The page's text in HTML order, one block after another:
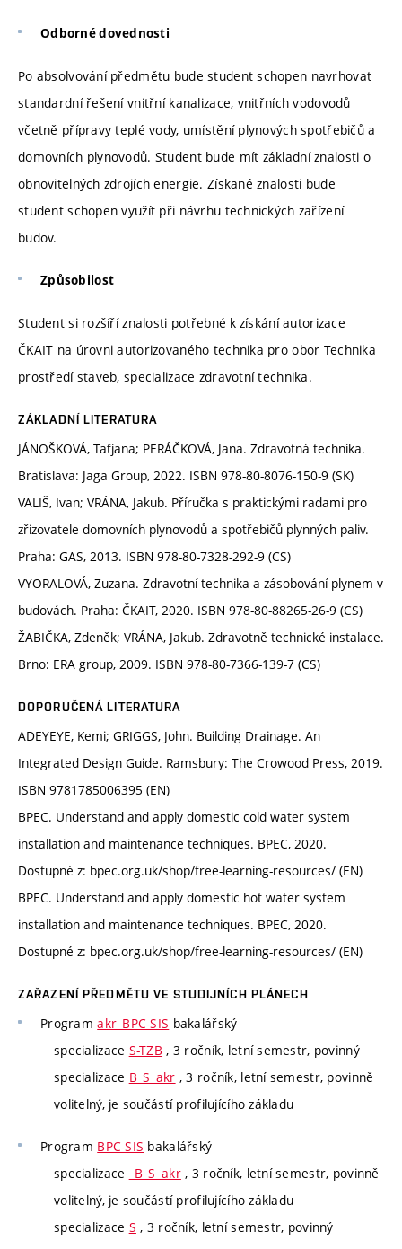
Odborné dovednosti
Po absolvování předmětu bude student schopen navrhovat
standardní řešení vnitřní kanalizace, vnitřních vodovodů
včetně přípravy teplé vody, umístění plynových spotřebičů a
domovních plynovodů. Student bude mít základní znalosti o
obnovitelných zdrojích energie. Získané znalosti bude
student schopen využít při návrhu technických zařízení
budov.
Způsobilost
Student si rozšíří znalosti potřebné k získání autorizace
ČKAIT na úrovni autorizovaného technika pro obor Technika
prostředí staveb, specializace zdravotní technika.
ZÁKLADNÍ LITERATURA
JÁNOŠKOVÁ, Taťjana; PERÁČKOVÁ, Jana. Zdravotná technika.
Bratislava: Jaga Group, 2022. ISBN 978-80-8076-150-9 (SK)
VALIŠ, Ivan; VRÁNA, Jakub. Příručka s praktickými radami pro
zřizovatele domovních plynovodů a spotřebičů plynných paliv.
Praha: GAS, 2013. ISBN 978-80-7328-292-9 (CS)
VYORALOVÁ, Zuzana. Zdravotní technika a zásobování plynem v
budovách. Praha: ČKAIT, 2020. ISBN 978-80-88265-26-9 (CS)
ŽABIČKA, Zdeněk; VRÁNA, Jakub. Zdravotně technické instalace.
Brno: ERA group, 2009. ISBN 978-80-7366-139-7 (CS)
DOPORUČENÁ LITERATURA
ADEYEYE, Kemi; GRIGGS, John. Building Drainage. An
Integrated Design Guide. Ramsbury: The Crowood Press, 2019.
ISBN 9781785006395 (EN)
BPEC. Understand and apply domestic cold water system
installation and maintenance techniques. BPEC, 2020.
Dostupné z: bpec.org.uk/shop/free-learning-resources/ (EN)
BPEC. Understand and apply domestic hot water system
installation and maintenance techniques. BPEC, 2020.
Dostupné z: bpec.org.uk/shop/free-learning-resources/ (EN)
ZAŘAZENÍ PŘEDMĚTU VE STUDIJNÍCH PLÁNECH
Programakr_BPC-SIS bakalářský
specializace S-TZB , 3 ročník, letní semestr, povinný
specializace B_S_akr , 3 ročník, letní semestr, povinně
volitelný, je součástí profilujícího základu
Program BPC-SIS bakalářský
specializace
_B_S_akr, 3 ročník, letní semestr, povinně
volitelný, je součástí profilujícího základu
specializace S , 3 ročník, letní semestr, povinný